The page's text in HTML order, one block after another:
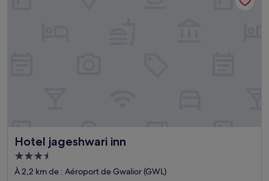
Hotel jageshwari inn
Hotel jageshwari inn
Hébergement
3.5 étoiles
À 2,2 km de : Aéroport de Gwalior (GWL)